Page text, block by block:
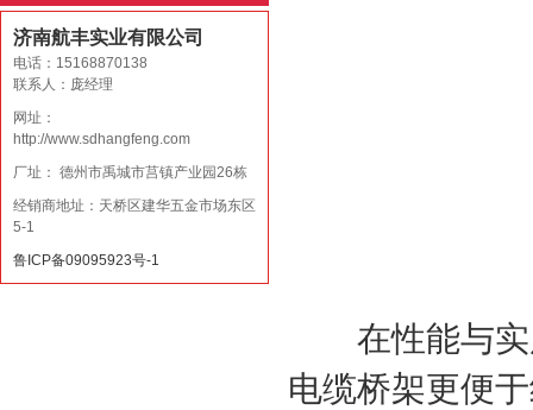
济南航丰实业有限公司
电话：15168870138
联系人：庞经理
网址：
http://www.sdhangfeng.com
厂址： 德州市禹城市莒镇产业园26栋
经销商地址：天桥区建华五金市场东区
5-1
鲁ICP备09095923号-1
在性能与实
电缆桥架更便